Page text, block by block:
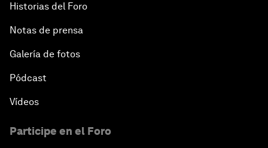
Historias del Foro
Notas de prensa
Galería de fotos
Pódcast
Vídeos
Participe en el Foro